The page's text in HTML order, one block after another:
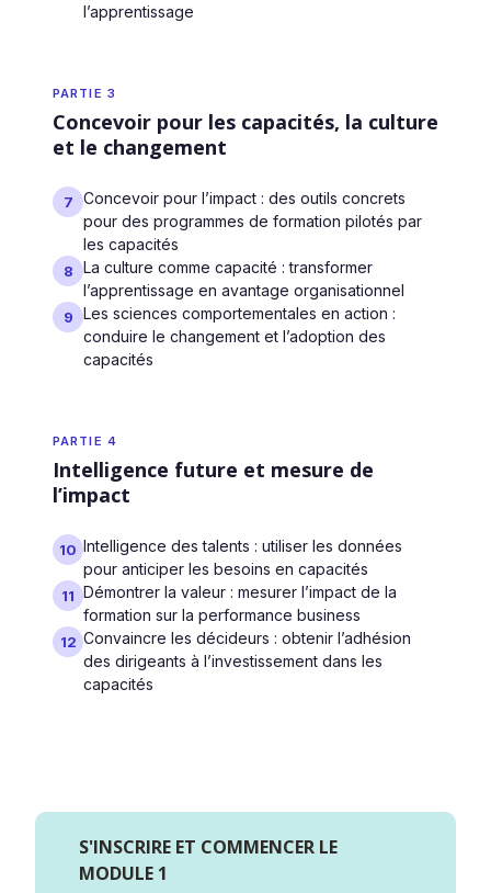
l’apprentissage
PARTIE 3
Concevoir pour les capacités, la culture
et le changement
7
Concevoir pour l’impact : des outils concrets
pour des programmes de formation pilotés par
les capacités
8
La culture comme capacité : transformer
l’apprentissage en avantage organisationnel
9
Les sciences comportementales en action :
conduire le changement et l’adoption des
capacités
PARTIE 4
Intelligence future et mesure de
l’impact
10 Intelligence des talents : utiliser les données
pour anticiper les besoins en capacités
11 Démontrer la valeur : mesurer l’impact de la
formation sur la performance business
12 Convaincre les décideurs : obtenir l’adhésion
des dirigeants à l’investissement dans les
capacités
S'INSCRIRE ET COMMENCER LE
MODULE 1